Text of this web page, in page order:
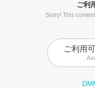
ご利
Sorry! This
ご利用